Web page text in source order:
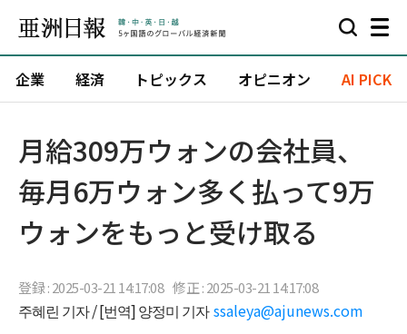
企業 経済 トピックス オピニオン AI PICK
月給309万ウォンの会社員、
毎月6万ウォン多く払って9万
ウォンをもっと受け取る
登録 : 2025-03-21 14:17:08 修正 : 2025-03-21 14:17:08
주혜린 기자 / [번역] 양정미 기자 ssaleya@ajunews.com